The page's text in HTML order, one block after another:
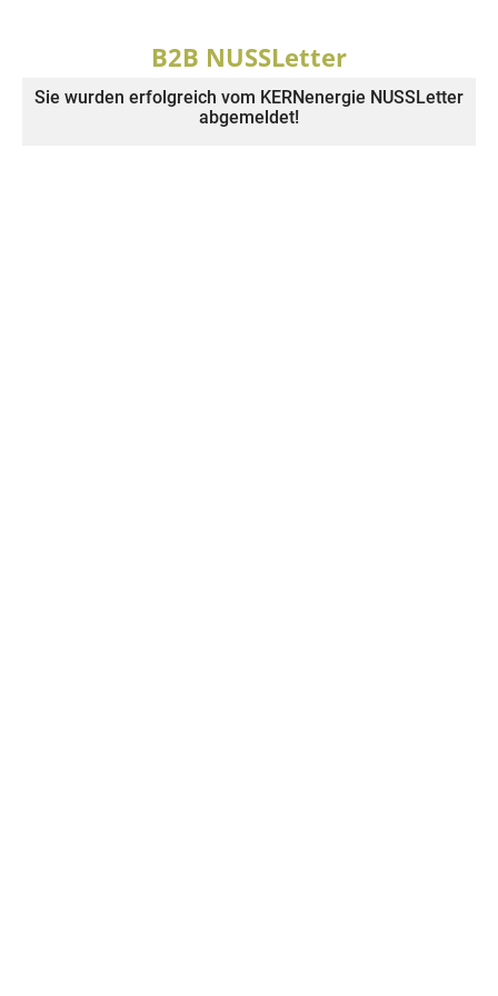
B2B NUSSLetter
Sie wurden erfolgreich vom KERNenergie NUSSLetter
abgemeldet!